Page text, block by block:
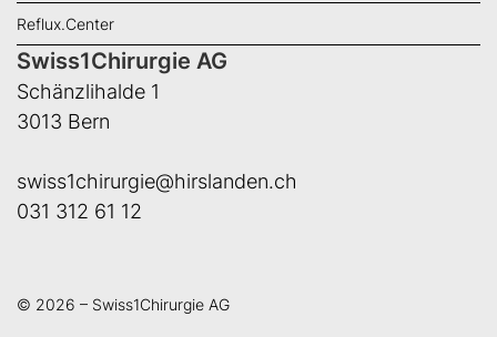
Reflux.Center
Swiss1Chirurgie AG
Schänzlihalde 1
3013 Bern
swiss1chirurgie@hirslanden.ch
031 312 61 12
© 2026 – Swiss1Chirurgie AG